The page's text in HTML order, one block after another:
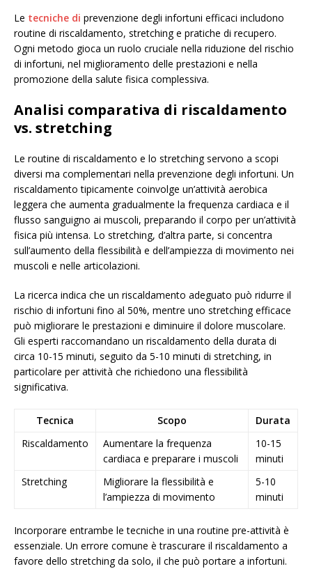
Le tecniche di prevenzione degli infortuni efficaci includono
routine di riscaldamento, stretching e pratiche di recupero.
Ogni metodo gioca un ruolo cruciale nella riduzione del rischio
di infortuni, nel miglioramento delle prestazioni e nella
promozione della salute fisica complessiva.
Analisi comparativa di riscaldamento
vs. stretching
Le routine di riscaldamento e lo stretching servono a scopi
diversi ma complementari nella prevenzione degli infortuni. Un
riscaldamento tipicamente coinvolge un’attività aerobica
leggera che aumenta gradualmente la frequenza cardiaca e il
flusso sanguigno ai muscoli, preparando il corpo per un’attività
fisica più intensa. Lo stretching, d’altra parte, si concentra
sull’aumento della flessibilità e dell’ampiezza di movimento nei
muscoli e nelle articolazioni.
La ricerca indica che un riscaldamento adeguato può ridurre il
rischio di infortuni fino al 50%, mentre uno stretching efficace
può migliorare le prestazioni e diminuire il dolore muscolare.
Gli esperti raccomandano un riscaldamento della durata di
circa 10-15 minuti, seguito da 5-10 minuti di stretching, in
particolare per attività che richiedono una flessibilità
significativa.
Tecnica Scopo
Durata
Riscaldamento
Aumentare la frequenza
cardiaca e preparare i muscoli
10-15
minuti
Stretching
Migliorare la flessibilità e
l’ampiezza di movimento
5-10
minuti
Incorporare entrambe le tecniche in una routine pre-attività è
essenziale. Un errore comune è trascurare il riscaldamento a
favore dello stretching da solo, il che può portare a infortuni.